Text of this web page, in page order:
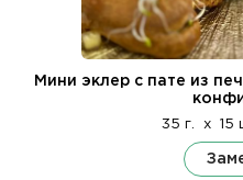
Мини эклер с пате из
35 г. x 15